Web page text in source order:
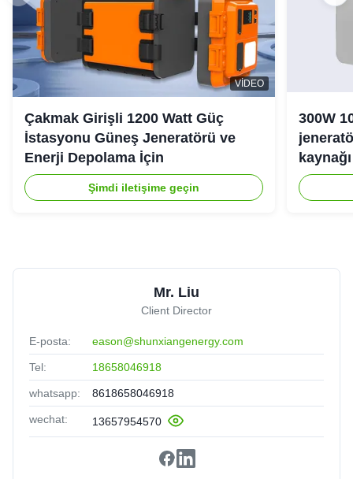
VIDEO
Çakmak Girişli 1200 Watt Güç
İstasyonu Güneş Jeneratörü ve
Enerji Depolama İçin
Şimdi iletişime geçin
300W
Mr. Liu
Client Director
E-posta: eason@shunxiangenergy.com
Tel: 18658046918
whatsapp: 8618658046918
wechat: 13657954570